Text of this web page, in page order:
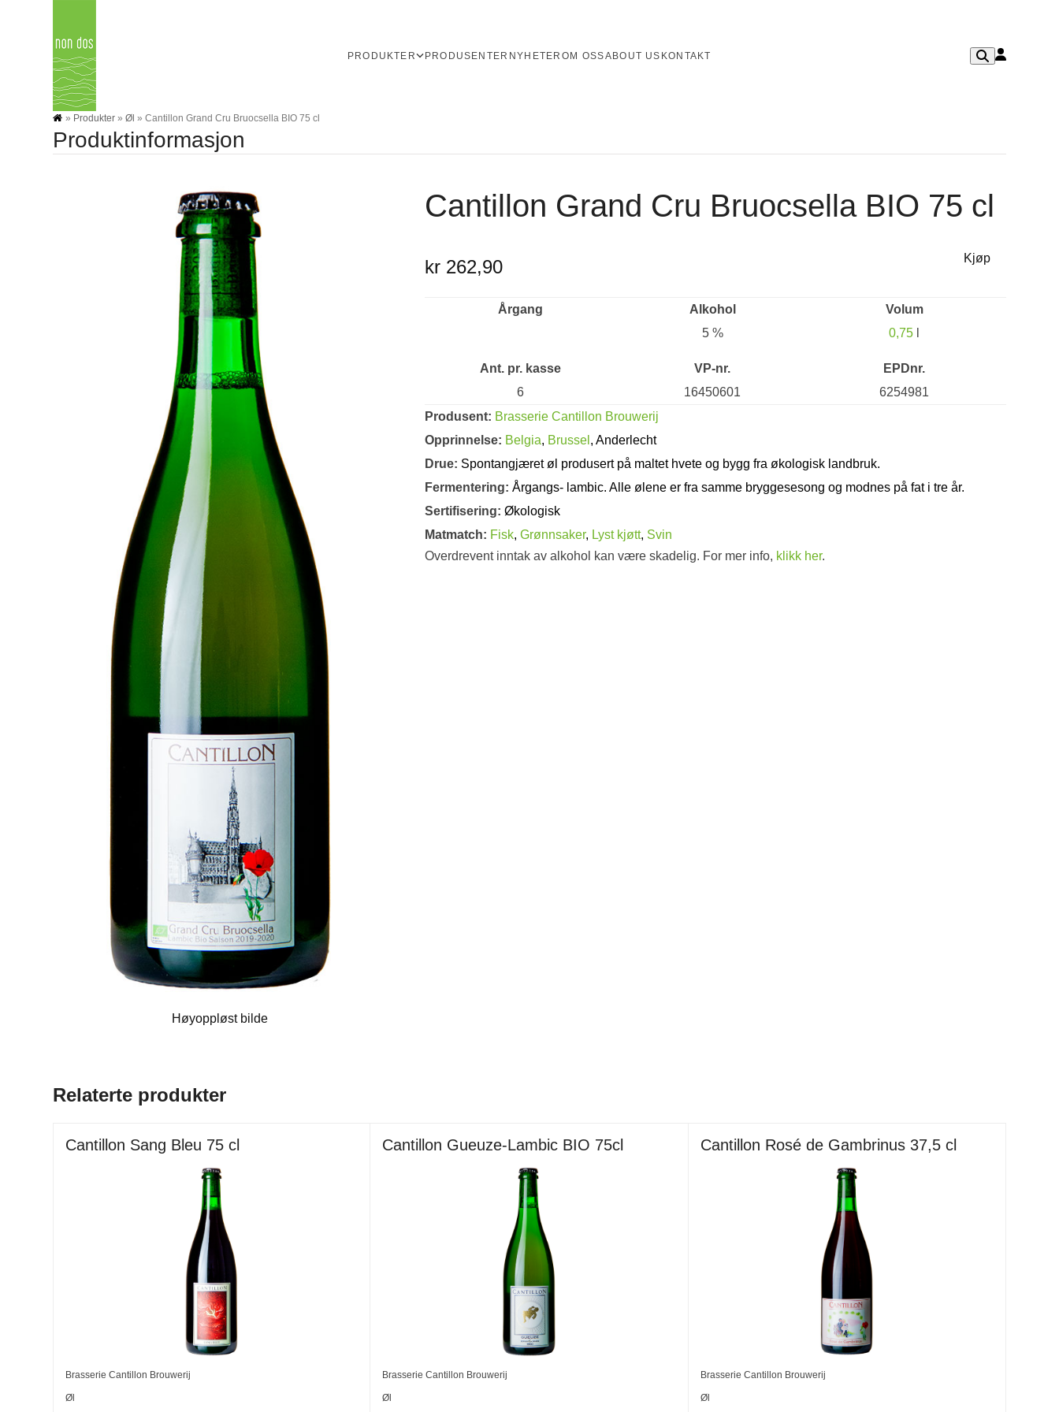
PRODUKTER PRODUSENTER NYHETER OM OSSABOUT US KONTAKT
» Produkter »Øl »Cantillon Grand Cru Bruocsella BIO 75 cl
Produktinformasjon
Høyoppløst bilde
Cantillon Grand Cru Bruocsella BIO 75 cl
kr 262,90 Kjøp
Årgang
Alkohol
5 %
Volum
0,75
Ant. pr. kasse
6
VP-nr.
16450601
EPDnr.
6254981
Produsent: Brasserie Cantillon Brouwerij
Opprinnelse: Belgia, Brussel , Anderlecht
Drue: Spontangjæret øl produsert på maltet hvete og bygg fra økologisk landbruk.
Fermentering: Årgangs- lambic. Alle ølene er fra samme bryggesesong og modnes på fat i tre år.
Sertifisering: Økologisk
Matmatch: Fisk, Grønnsaker, Lyst kjøtt, Svin
Overdrevent inntak av alkohol kan være skadelig. For mer info, klikk her.
Relaterte produkter
Cantillon Sang Bleu 75 cl
Brasserie Cantillon Brouwerij
Øl
Cantillon Gueuze-Lambic BIO 75cl
Brasserie Cantillon Brouwerij
Øl
Cantillon Rosé de Gambrinus 37,5 cl
Brasserie Cantillon Brouwerij
Øl